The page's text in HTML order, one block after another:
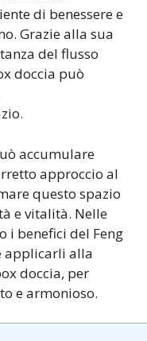
di benessere e
Grazie alla sua
del flusso
doccia può
accumulare
approccio al
questo spazio
e vitalità. Nelle
i benefici del Feng
applicarli alla
doccia, per
e armonioso.